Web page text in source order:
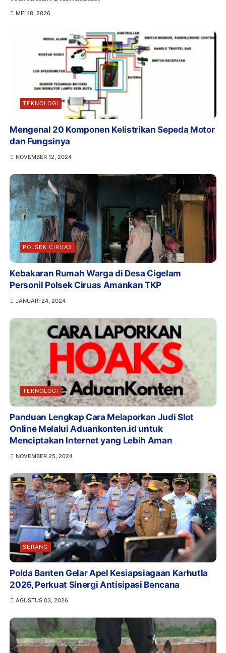
MEI 18, 2026
TEKNOLOGI
Mengenal 20 Komponen Kelistrikan Sepeda Motor
dan Fungsinya
NOVEMBER 12, 2024
POLSEK CIRUAS
Kebakaran Rumah Warga di Desa Cigelam
Personil Polsek Ciruas Amankan TKP
JANUARI 24, 2024
TEKNOLOGI
Panduan Lengkap Cara Melaporkan Judi Slot
Online Melalui Aduankonten.id untuk
Menciptakan Internet yang Lebih Aman
NOVEMBER 25, 2024
SERANG
Polda Banten Gelar Apel Kesiapsiagaan Karhutla
2026, Perkuat Sinergi Antisipasi Bencana
AGUSTUS 03, 2026